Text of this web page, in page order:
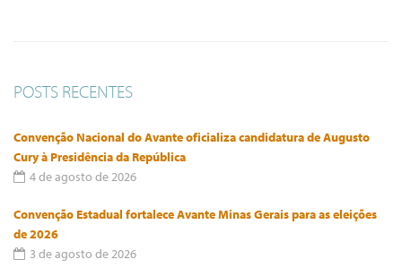
POSTS RECENTES
Convenção Nacional do Avante oficializa candidatura de Augusto
Cury à Presidência da República
4 de agosto de 2026
Convenção Estadual fortalece Avante Minas Gerais para as eleições
de 2026
3 de agosto de 2026